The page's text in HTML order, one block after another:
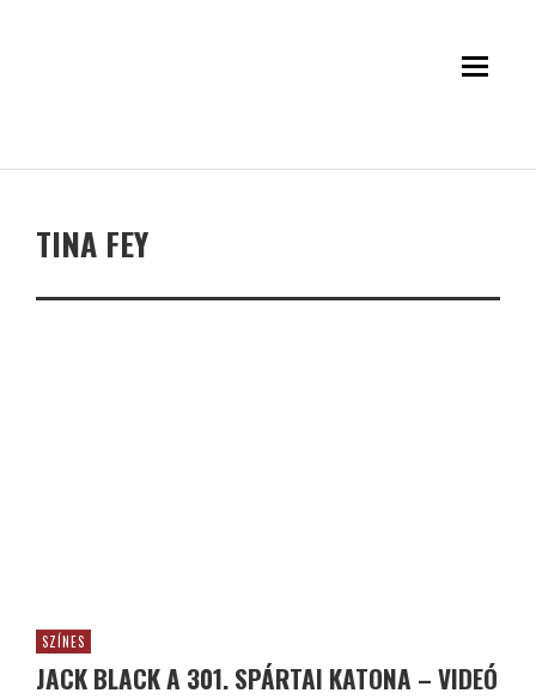
TINA FEY
SZÍNES
JACK BLACK A 301. SPÁRTAI KATONA – VIDEÓ